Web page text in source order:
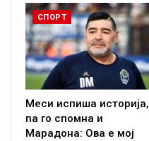
СПОРТ
Меси испиша историја,
па го спомна и
Марадона: Ова е мој